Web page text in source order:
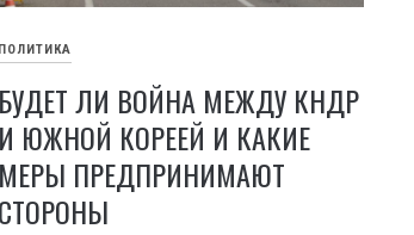
ПОЛИТИКА
БУДЕТ ЛИ ВОЙНА МЕЖДУ КНДР
И ЮЖНОЙ КОРЕЕЙ И КАКИЕ
МЕРЫ ПРЕДПРИНИМАЮТ
СТОРОНЫ